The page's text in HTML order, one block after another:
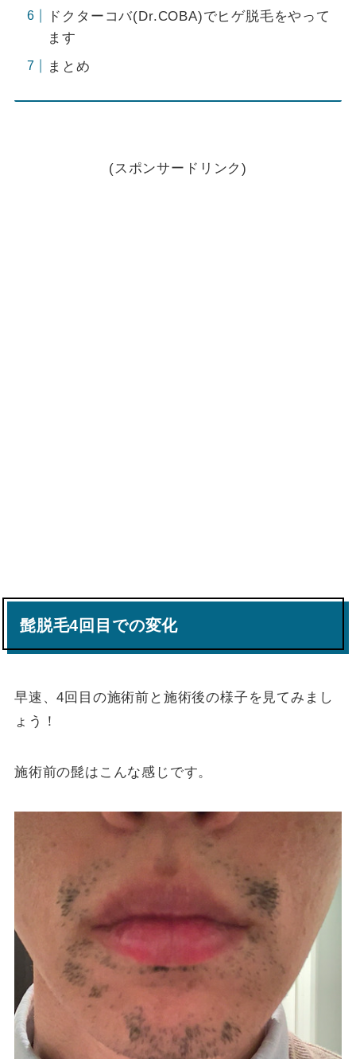
ドクターコバ(Dr.COBA)でヒゲ脱毛をやって
ます
まとめ
(スポンサードリンク)
髭脱毛4回目での変化
早速、4回目の施術前と施術後の様子を見てみまし
ょう！
施術前の髭はこんな感じです。